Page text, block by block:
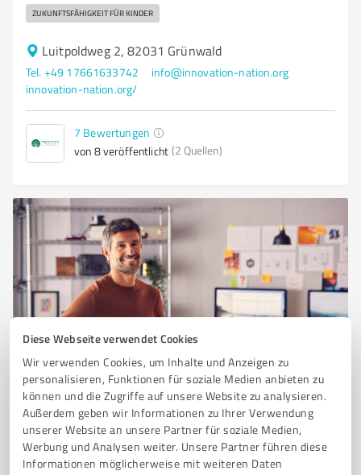
Diese Webseite verwendet Cookies
Wir verwenden Cookies, um Inhalte und Anzeigen zu
personalisieren, Funktionen für soziale Medien anbieten zu
können und die Zugriffe auf unsere Website zu analysieren.
Außerdem geben wir Informationen zu Ihrer Verwendung
unserer Website an unsere Partner für soziale Medien,
Werbung und Analysen weiter. Unsere Partner führen diese
Informationen möglicherweise mit weiteren Daten
ZUKUNFTSFÄHIGKEIT FÜR KINDER
Luitpoldweg 2, 82031 Grünwald
Tel. +49 17661633742
info@innovation-nation.org
innovation-nation.org/
7 Bewertungen
von 8 veröffentlicht (2 Quellen)
Sie möchten auch hier gelistet werden?
Registrieren Sie sich jetzt und werden Sie ein von
Kunden empfohlener ProvenExpert!